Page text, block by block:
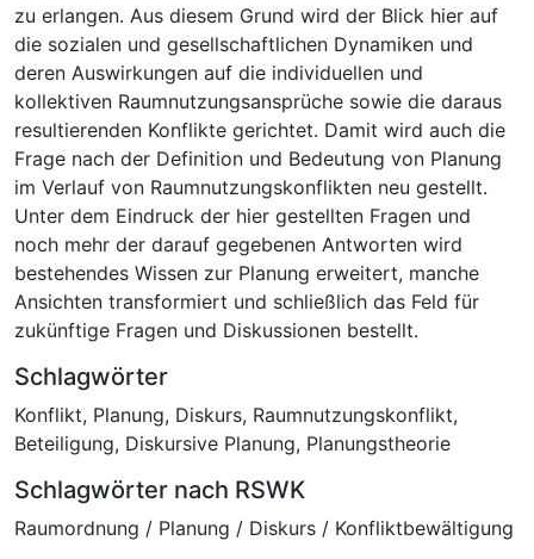
zu erlangen. Aus diesem Grund wird der Blick hier auf
die sozialen und gesellschaftlichen Dynamiken und
deren Auswirkungen auf die individuellen und
kollektiven Raumnutzungsansprüche sowie die daraus
resultierenden Konflikte gerichtet. Damit wird auch die
Frage nach der Definition und Bedeutung von Planung
im Verlauf von Raumnutzungskonflikten neu gestellt.
Unter dem Eindruck der hier gestellten Fragen und
noch mehr der darauf gegebenen Antworten wird
bestehendes Wissen zur Planung erweitert, manche
Ansichten transformiert und schließlich das Feld für
zukünftige Fragen und Diskussionen bestellt.
Schlagwörter
Konflikt, Planung, Diskurs, Raumnutzungskonflikt,
Beteiligung, Diskursive Planung, Planungstheorie
Schlagwörter nach RSWK
Raumordnung / Planung / Diskurs / Konfliktbewältigung